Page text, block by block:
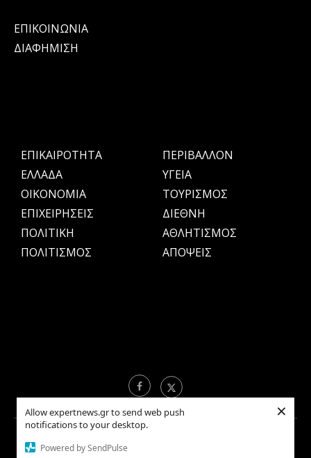
Allow expertnews.gr to send web push
notifications to your desktop.
Powered by SendPulse
×
ΕΠΙΚΟΙΝΩΝΙΑ
ΔΙΑΦΗΜΙΣΗ
ΕΠΙΚΑΙΡΟΤΗΤΑ
ΕΛΛΑΔΑ
OIKONOMIA
ΕΠΙΧΕΙΡΗΣΕΙΣ
ΠΟΛΙΤΙΚΗ
ΠΟΛΙΤΙΣΜΟΣ
ΠΕΡΙΒΑΛΛΟΝ
ΥΓΕΙΑ
ΤΟΥΡΙΣΜΟΣ
ΔΙΕΘΝΗ
ΑΘΛΗΤΙΣΜΟΣ
ΑΠΟΨΕΙΣ